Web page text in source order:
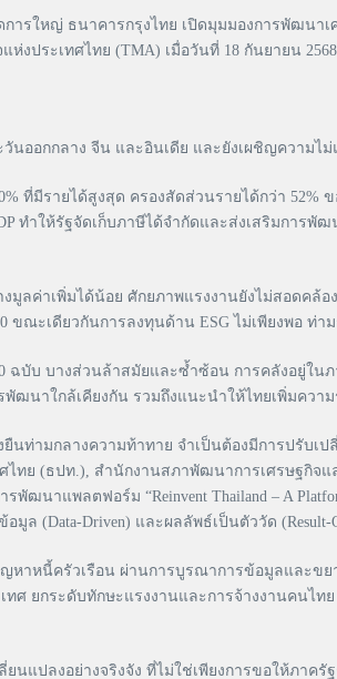
ญ่ ธนาคารกรุงไทย เปิดมุมมองการพัฒนาเศรษ
จแห่งประเทศไทย (TMA) เมื่อวันที่ 18 กันยาย
นออกกลาง จีน และอินเดีย และยังเผชิญความ
ที่มีรายได้สูงสุด ครองสัดส่วนรายได้กว่า
ทำให้รัฐจัดเก็บภาษีได้จำกัดและส่งเสริมการ
ลค่าเพิ่มได้น้อย ศักยภาพแรงงานยังไม่สอดคล้
ขณะเดียวกันการลงทุนด้าน ESG ไม่เพียงพอ ท่าม
ฉบับ บางส่วนล้าสมัยและซ้ำซ้อน การคลังอยู่ใ
นาใกล้เคียงกัน รวมถึงแนะนำให้ไทยเพิ่มควา
ยืนท่ามกลางความท้าทาย จำเป็นต้องมีการปรั
ทย (ธปท.), สำนักงานสภาพัฒนาการเศรษฐกิ
นาแพลตฟอร์ม “Reinvent Thailand – A
ล (Data-Driven) และผลลัพธ์เป็นตัววัด
หาหนี้ครัวเรือน ผ่านการบูรณาการข้อมูลและข
ศ ยกระดับทักษะแรงงานและการจ้างงานคนไ
ยนแปลงอย่างจริงจัง ที่ไม่ใช่เพียงการขอให้ภา